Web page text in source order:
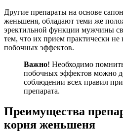
Другие препараты на основе
женьшеня, обладают теми же
эректильной функции мужчины
тем, что их прием практически не
побочных эффектов.
Важно! Необходимо
побочных эффектов можно
соблюдении всех правил
препарата.
Преимущества
корня женьшеня